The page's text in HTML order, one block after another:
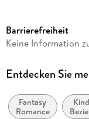
Laufzeit
Reihe
Autor/Autorin
Barrierefreiheit
Keine Information
Entdecken Sie
Fantasy
Romance